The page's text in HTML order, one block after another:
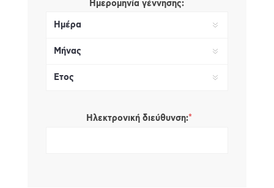
Ημερομηνία γέννησης:
Ηλεκτρονική διεύθυνση:*